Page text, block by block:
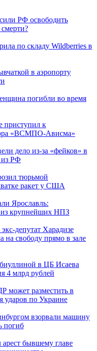
РФ освободить
по складу Wildberries в
в аэропорту
погибли во время
приступил к
«ВСМПО-Ависма»
дело из-за «фейков» в
из РФ
тюрьмой
ракет у США
Ярославль:
из крупнейших НПЗ
депутат Харадизе
на свободу прямо в зале
в ЦБ Исаева
4 млрд рублей
может разместить в
ударов по Украине
взорвали машину
погиб
бывшему главе